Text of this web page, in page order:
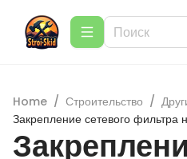
Home / Строительство /
Закрепление сетевого фильтра